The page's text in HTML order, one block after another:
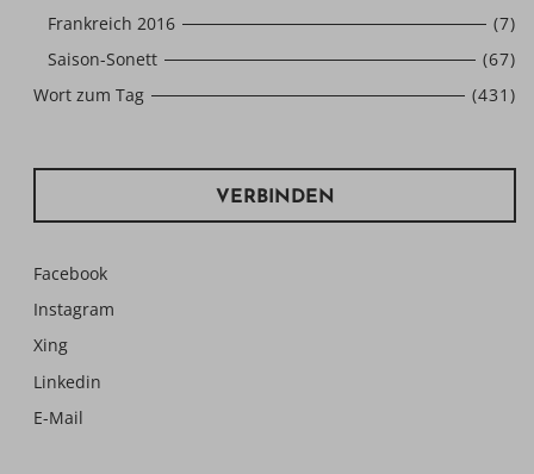
Frankreich 2016
(7)
Saison-Sonett
(67)
Wort zum Tag
(431)
VERBINDEN
Facebook
Instagram
Xing
Linkedin
E-Mail